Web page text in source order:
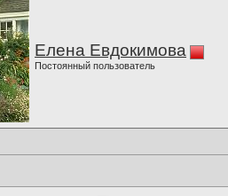
Елена Евдокимова
Постоянный пользователь